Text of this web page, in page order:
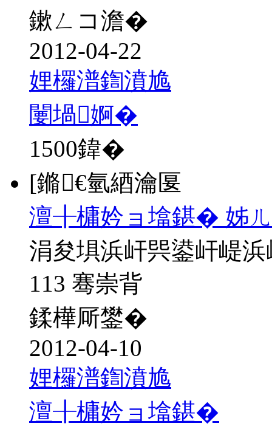
鏉ㄥコ澹�
2012-04-22
娌欏潽鍧濆尯
闄堝婀�
1500鍏�
[鏅€氫綇瀹匽
澶╂槦妗ョ墖鍖� 姊
涓夋埧浜屽巺鍙屽崼
113 骞崇背
鍒樺厛鐢�
2012-04-10
娌欏潽鍧濆尯
澶╂槦妗ョ墖鍖�